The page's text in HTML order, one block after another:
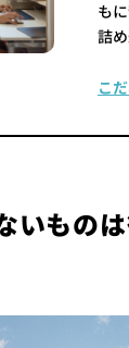
も
詰
こ
いもの